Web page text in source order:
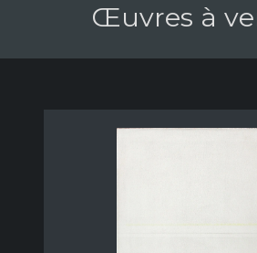
Œuvres à